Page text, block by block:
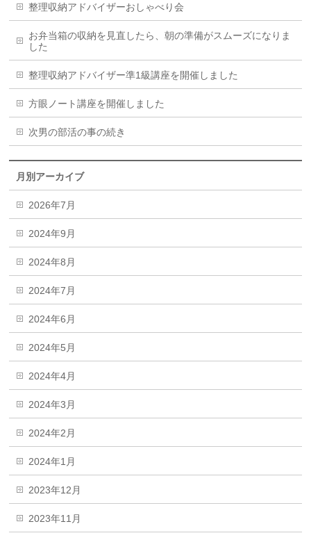
整理収納アドバイザーおしゃべり会
お弁当箱の収納を見直したら、朝の準備がスムーズになりま
した
整理収納アドバイザー準1級講座を開催しました
方眼ノート講座を開催しました
次男の部活の事の続き
月別アーカイブ
2026年7月
2024年9月
2024年8月
2024年7月
2024年6月
2024年5月
2024年4月
2024年3月
2024年2月
2024年1月
2023年12月
2023年11月